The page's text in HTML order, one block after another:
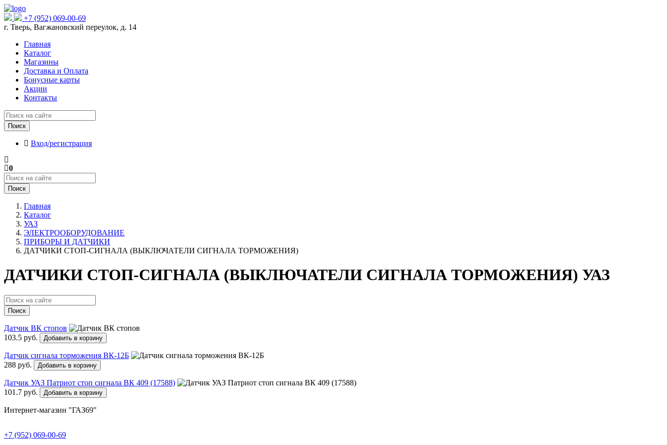
+7 (952) 069-00-69
г. Тверь, Вагжановский переулок, д. 14
Главная
Каталог
Магазины
Доставка и Оплата
Бонусные карты
Акции
Контакты
Поиск
Вход/регистрация
0
Поиск
Главная
Каталог
УАЗ
ЭЛЕКТРООБОРУДОВАНИЕ
ПРИБОРЫ И ДАТЧИКИ
ДАТЧИКИ СТОП-СИГНАЛА (ВЫКЛЮЧАТЕЛИ СИГНАЛА ТОРМОЖЕНИЯ)
ДАТЧИКИ СТОП-СИГНАЛА (ВЫКЛЮЧАТЕЛИ СИГНАЛА ТОРМОЖЕНИЯ) УАЗ
Поиск
Датчик ВК стопов
103.5 руб.
Добавить в корзину
Датчик сигнала торможения ВК-12Б
288 руб.
Добавить в корзину
Датчик УАЗ Патриот стоп сигнала ВК 409 (17588)
101.7 руб.
Добавить в корзину
Интернет-магазин "ГАЗ69"
+7 (952) 069-00-69